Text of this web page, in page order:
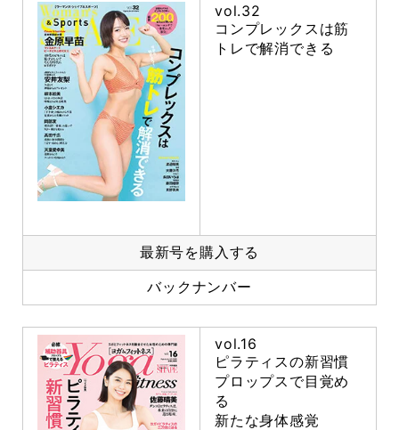
vol.32
コンプレックスは筋
トレで解消できる
最新号を購入する
バックナンバー
vol.16
ピラティスの新習慣
プロップスで目覚め
る
新たな身体感覚